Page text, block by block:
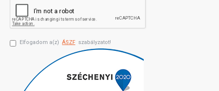
Elfogadom a(z) ÁSZF szabályzatot!